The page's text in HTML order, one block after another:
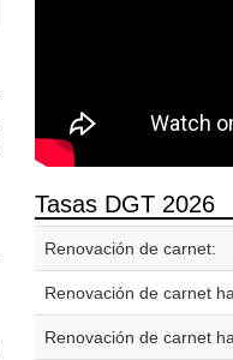
Tasas DGT 2026
Renovación de carnet:
Renovación de carnet
Renovación de carnet